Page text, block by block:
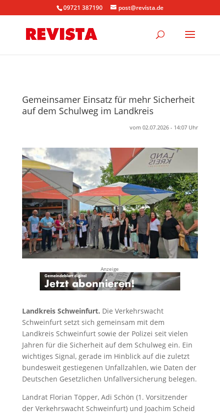
09721 387190 post@revista.de
Gemeinsamer Einsatz für mehr Sicherheit
auf dem Schulweg im Landkreis
vom 02.07.2026 - 14:07 Uhr
Anzeige
Landkreis Schweinfurt. Die Verkehrswacht
Schweinfurt setzt sich gemeinsam mit dem
Landkreis Schweinfurt sowie der Polizei seit vielen
Jahren für die Sicherheit auf dem Schulweg ein. Ein
wichtiges Signal, gerade im Hinblick auf die zuletzt
bundesweit gestiegenen Unfallzahlen, wie Daten der
Deutschen Gesetzlichen Unfallversicherung belegen.
Landrat Florian Töpper, Adi Schön (1. Vorsitzender
der Verkehrswacht Schweinfurt) und Joachim Scheid